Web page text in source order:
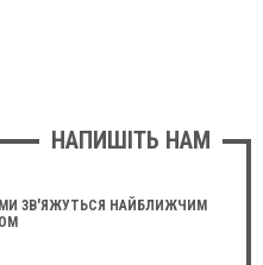
НАПИШІТЬ НАМ
ЗВ'ЯЖУТЬСЯ НАЙБЛИЖЧИМ